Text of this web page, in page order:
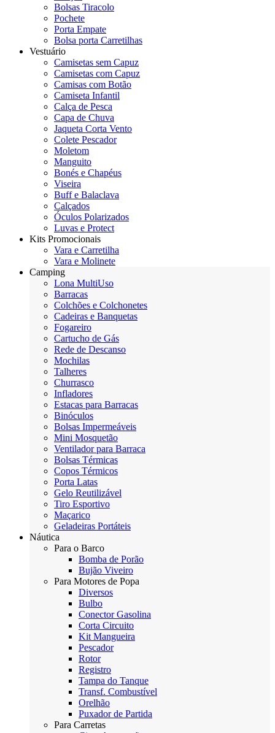
Bolsas Tiracolo
Pochete
Porta Empate
Bolsa porta Carretilhas
Vestuário
Camisetas sem Capuz
Camisetas com Capuz
Camisas com Botão
Camiseta Infantil
Calça de Pesca
Capa de Chuva
Jaqueta Corta Vento
Colete Pescador
Moletom
Manguito
Bonés e Chapéus
Viseira
Buff e Balaclava
Calçados
Óculos Polarizados
Luvas e Protect
Kits Promocionais
Vara e Carretilha
Vara e Molinete
Camping
Lona MultiUso
Barracas
Colchões e Colchonetes
Cadeiras e Banquetas
Fogareiro
Cartucho de Gás
Rede de Descanso
Mochilas
Talheres
Churrasco
Infladores
Estacas para Barracas
Binóculos
Bolsas Impermeáveis
Mini Mosquetão
Ventilador para Barraca
Bolsas Térmicas
Copos Térmicos
Porta Latas
Gelo Reutilizável
Tiro Esportivo
Maçarico
Geladeiras Portáteis
Náutica
Para o Barco
Bomba de Porão
Bujão Viveiro
Para Motores de Popa
Diversos
Bulbo
Conector Gasolina
Corta Circuito
Kit Mangueira
Pescador
Rotor
Registro
Tampa do Tanque
Transf. Combustível
Orelhão
Puxador de Partida
Para Carretas